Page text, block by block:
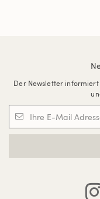
Der Newsletter